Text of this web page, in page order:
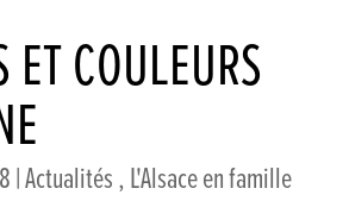
ET COULEURS
|Actualités,L'Alsace en famille